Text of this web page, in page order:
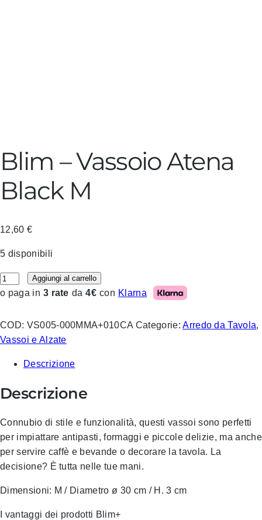
Blim – Vassoio Atena
Black M
12,60 €
5 disponibili
Blim – Vassoio Atena Black M quantità
Aggiungi al carrello
o paga in 3 rate da 4€ con Klarna
COD: VS005-000MMA+010CA Categorie:Arredo da Tavola,
Vassoi e Alzate
Descrizione
Descrizione
Connubio di stile e funzionalità, questi vassoi sono perfetti
per impiattare antipasti, formaggi e piccole delizie, ma anche
per servire caffè e bevande o decorare la tavola. La
decisione? È tutta nelle tue mani.
Dimensioni: M / Diametro ø 30 cm / H. 3 cm
I vantaggi dei prodotti Blim+